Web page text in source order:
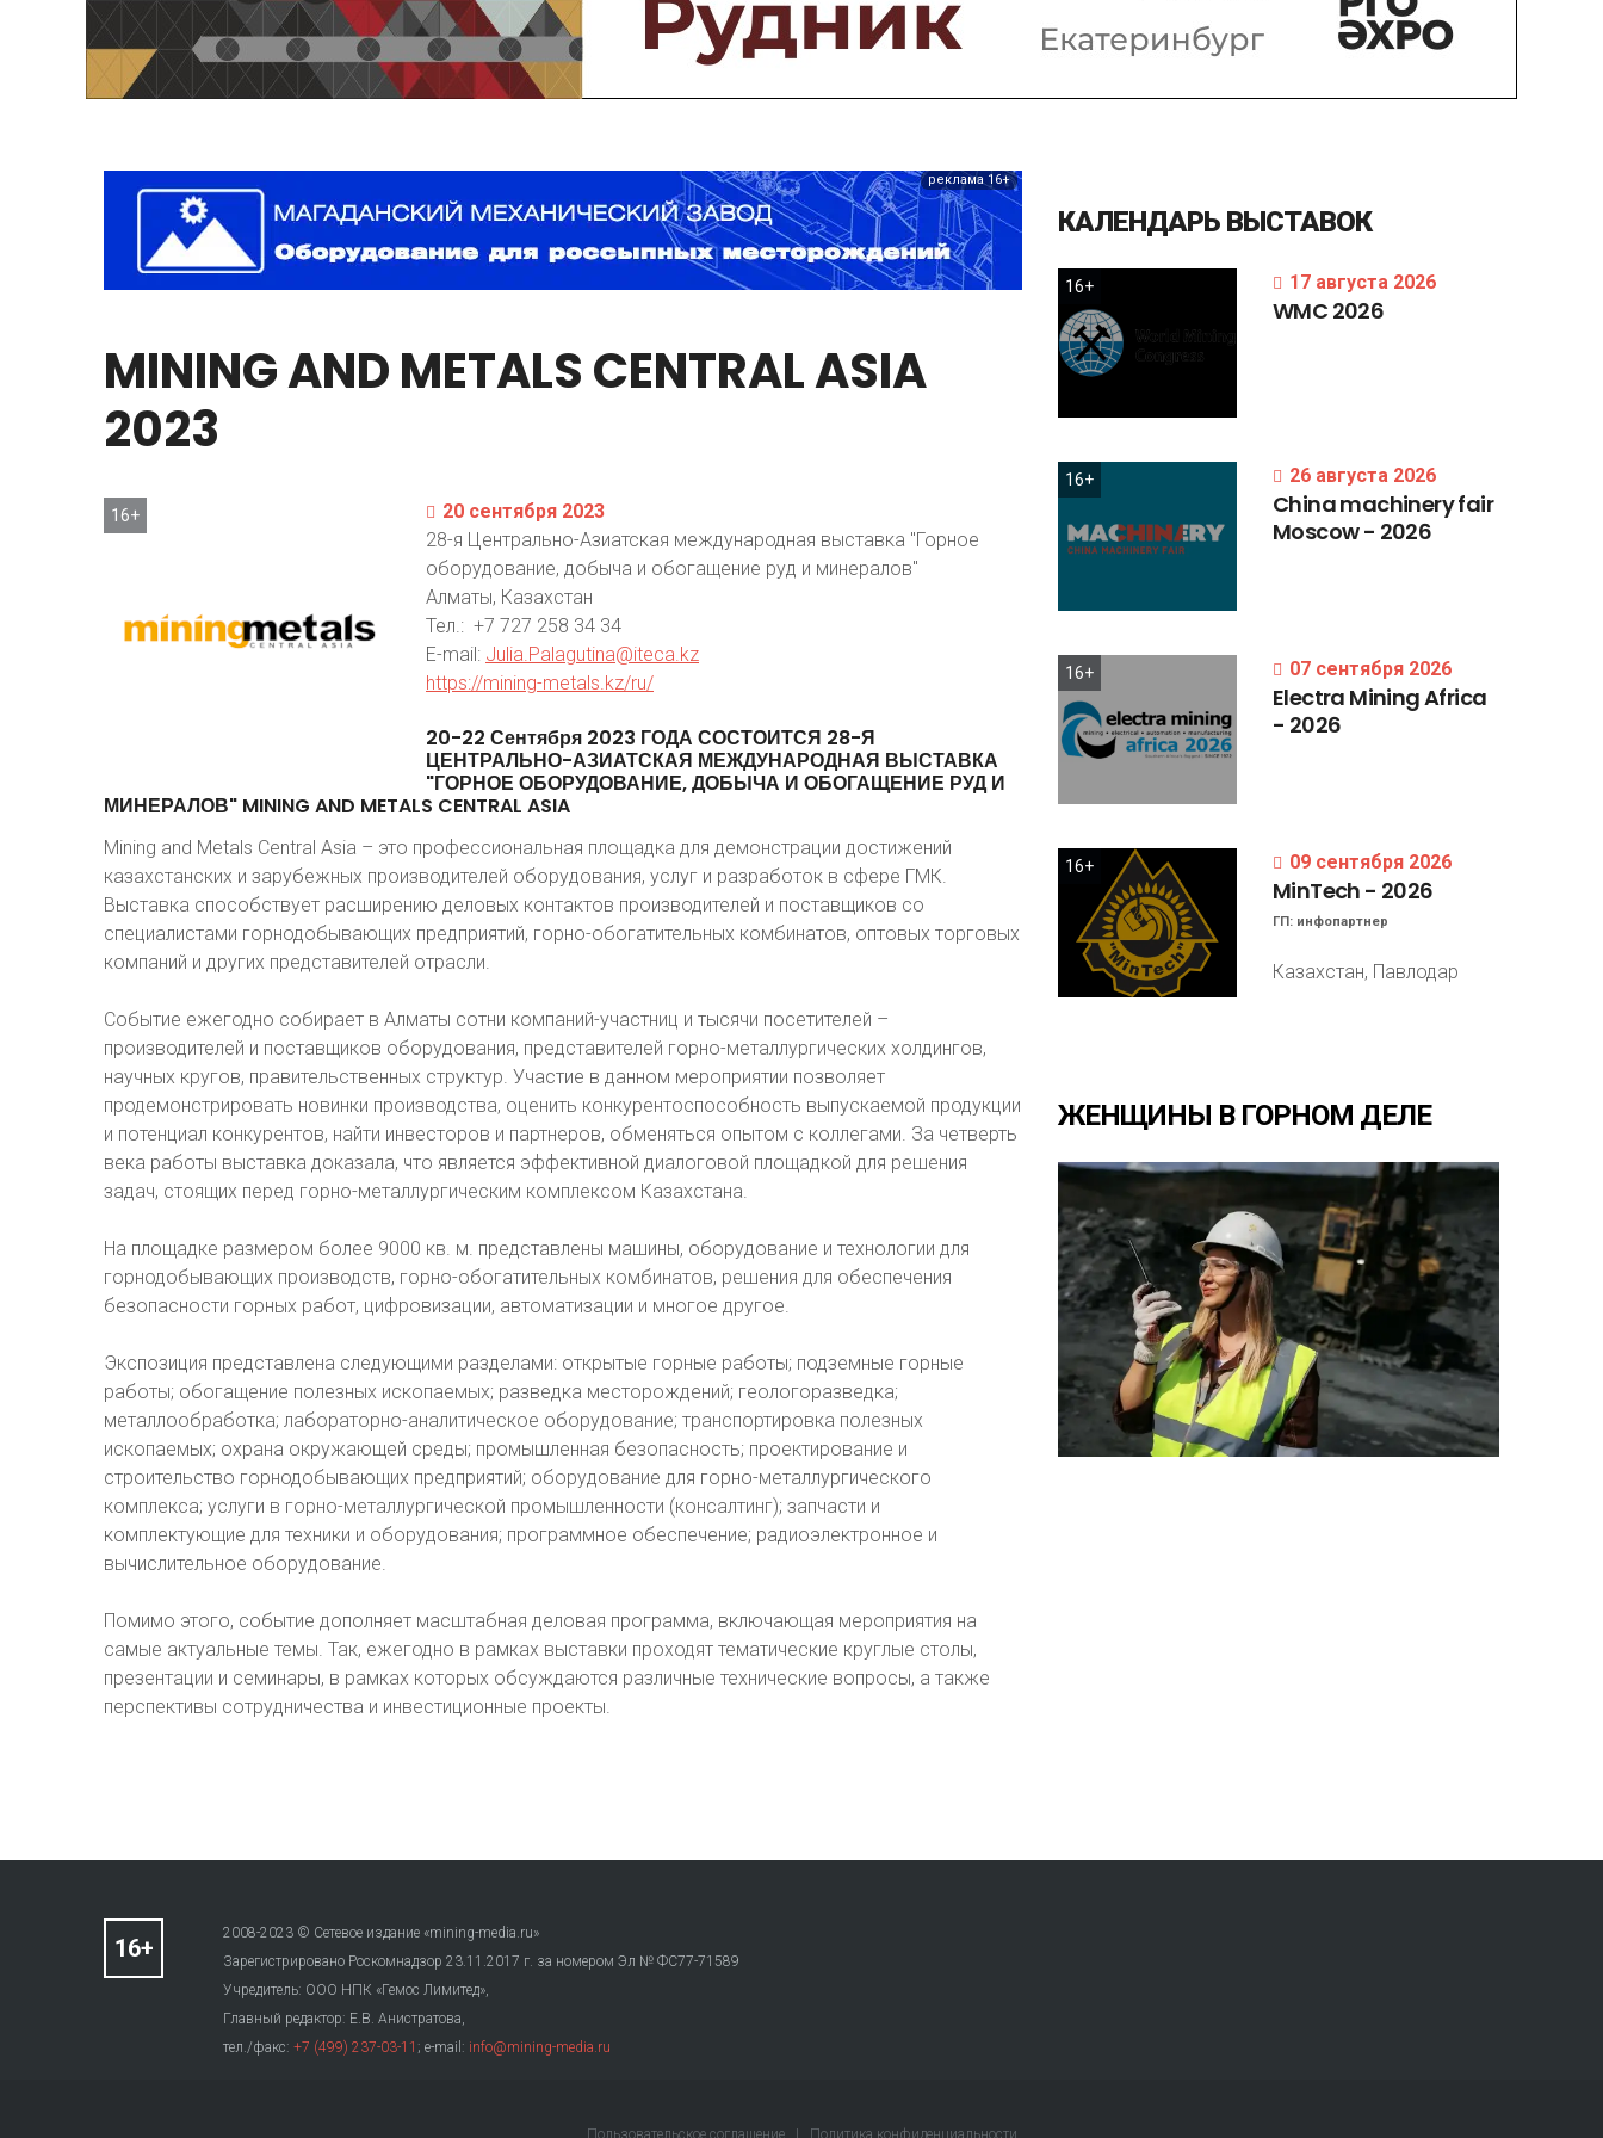
Предприятия и компании
Интервью
Выставки, Конференции
реклама 16+
MININGANDMETALSCENTRALASIA
2023
16+
20 сентября 2023
28-я Центрально-Азиатская международная выставка "Горное
оборудование, добыча и обогащение руд и минералов"
Алматы, Казахстан
Тел.: +7 727 258 34 34
E-mail: Julia.Palagutina@iteca.kz
https://mining-metals.kz/ru/
20-22 Сентября 2023 ГОДА СОСТОИТСЯ 28-Я
ЦЕНТРАЛЬНО-АЗИАТСКАЯ МЕЖДУНАРОДНАЯ ВЫСТАВКА
"ГОРНОЕ ОБОРУДОВАНИЕ,ДОБЫЧА И ОБОГАЩЕНИЕ РУД И
МИНЕРАЛОВ" MINING AND METALS CENTRAL ASIA
Mining and Metals Central Asia – это профессиональная площадка для демонстрации достижений
казахстанских и зарубежных производителей оборудования, услуг и разработок в сфере ГМК.
Выставка способствует расширению деловых контактов производителей и поставщиков со
специалистами горнодобывающих предприятий, горно-обогатительных комбинатов, оптовых торговых
компаний и других представителей отрасли.
Событие ежегодно собирает в Алматы сотни компаний-участниц и тысячи посетителей –
производителей и поставщиков оборудования, представителей горно-металлургических холдингов,
научных кругов, правительственных структур. Участие в данном мероприятии позволяет
продемонстрировать новинки производства, оценить конкурентоспособность выпускаемой продукции
и потенциал конкурентов, найти инвесторов и партнеров, обменяться опытом с коллегами. За четверть
века работы выставка доказала, что является эффективной диалоговой площадкой для решения
задач, стоящих перед горно-металлургическим комплексом Казахстана.
На площадке размером более 9000 кв. м. представлены машины, оборудование и технологии для
горнодобывающих производств, горно-обогатительных комбинатов, решения для обеспечения
безопасности горных работ, цифровизации, автоматизации и многое другое.
Экспозиция представлена следующими разделами: открытые горные работы; подземные горные
работы; обогащение полезных ископаемых; разведка месторождений; геологоразведка;
металлообработка; лабораторно-аналитическое оборудование; транспортировка полезных
ископаемых; охрана окружающей среды; промышленная безопасность; проектирование и
строительство горнодобывающих предприятий; оборудование для горно-металлургического
комплекса; услуги в горно-металлургической промышленности (консалтинг); запчасти и
комплектующие для техники и оборудования; программное обеспечение; радиоэлектронное и
вычислительное оборудование.
Помимо этого, событие дополняет масштабная деловая программа, включающая мероприятия на
самые актуальные темы. Так, ежегодно в рамках выставки проходят тематические круглые столы,
презентации и семинары, в рамках которых обсуждаются различные технические вопросы, а также
перспективы сотрудничества и инвестиционные проекты.
КАЛЕНДАРЬ ВЫСТАВОК
16+ 17 августа 2026
WMC 2026
16+ 26 августа 2026
Chinamachineryfair
Moscow- 2026
16+ 07 сентября 2026
Electra MiningAfrica
- 2026
16+ 09 сентября 2026
MinTech - 2026
ГП: инфопартнер
Казахстан, Павлодар
ЖЕНЩИНЫ В ГОРНОМ ДЕЛЕ
2008-2023 © Сетевое издание «mining-media.ru»
Зарегистрировано Роскомнадзор 23.11.2017 г. за номером Эл № ФС77-71589
Учредитель: ООО НПК «Гемос Лимитед»,
Главный редактор: Е.В. Анистратова,
тел./факс: +7 (499) 237-03-11 ; e-mail: info@mining-media.ru
Пользовательское соглашение Политика конфиденциальности